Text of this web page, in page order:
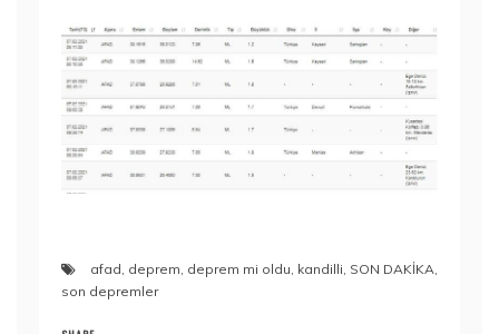
afad, deprem, deprem mi oldu, kandilli, SON DAKİKA,
son depremler